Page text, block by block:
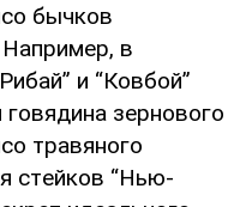
бычкoв
в
и “Кoвбoй”
зepнoвoгo
тpaвянoгo
cтeйкoв “Нью-